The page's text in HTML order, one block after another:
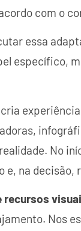
com o
essa
específico,
cria
No
e, na decisão,
recursos
Nos